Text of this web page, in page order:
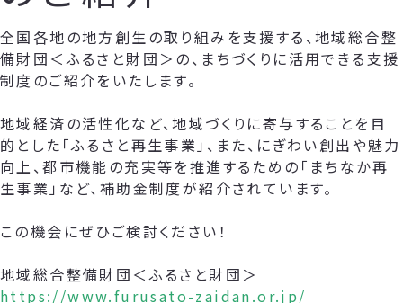
全国各地の地方創生の取り組みを支援する、地域総合整
備財団＜ふるさと財団＞の、まちづくりに活用できる支援
制度のご紹介をいたします。
地域経済の活性化など、地域づくりに寄与することを目
的とした「ふるさと再生事業」、また、にぎわい創出や魅力
向上、都市機能の充実等を推進するための「まちなか再
生事業」など、補助金制度が紹介されています。
この機会にぜひご検討ください！
地域総合整備財団＜ふるさと財団＞
https://www.furusato-zaidan.or.jp/